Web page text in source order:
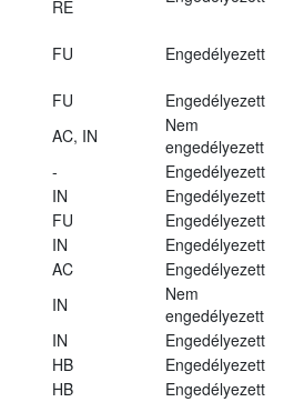
RE
FU Engedélyezett
FU
Engedélyezett
AC, IN
Nem
engedélyezett
-
Engedélyezett
IN
Engedélyezett
FU
Engedélyezett
IN
Engedélyezett
AC
Engedélyezett
IN
Nem
engedélyezett
IN
Engedélyezett
HB
Engedélyezett
HB
Engedélyezett